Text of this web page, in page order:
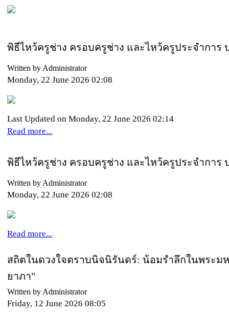
พิธีไหว้ครูช่าง ครอบครูช่าง และไหว้ครูประจำการ
Written by Administrator
Monday, 22 June 2026 02:08
Last Updated on Monday, 22 June 2026 02:14
Read more...
พิธีไหว้ครูช่าง ครอบครูช่าง และไหว้ครูประจำการ
Written by Administrator
Monday, 22 June 2026 02:08
Read more...
สถิตในดวงใจตราบนิจนิรันดร์: น้อมรำลึกในพระ
ยาภา"
Written by Administrator
Friday, 12 June 2026 08:05